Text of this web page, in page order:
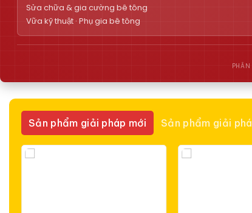
Sửa chữa & gia cường bê tông
Vữa kỹ thuật · Phụ gia bê tông
Sản phẩm giải pháp mới Sản phẩm giải